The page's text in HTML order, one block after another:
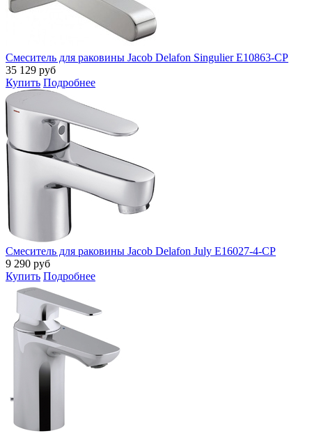
Смеситель для раковины Jacob Delafon Singulier E10863-CP
35 129 руб
Купить Подробнее
Смеситель для раковины Jacob Delafon July E16027-4-CP
9 290 руб
Купить Подробнее